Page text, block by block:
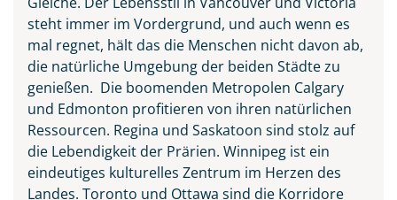
Ingonish Beach separated
between the Sea and the City,
Cape Breton Island
© Pugalenthi - stock.adobe.com
steht immer im Vordergrund, und auch wenn es
mal regnet, hält das die Menschen nicht davon ab,
die natürliche Umgebung der beiden Städte zu
genießen. Die boomenden Metropolen Calgary
und Edmonton profitieren von ihren natürlichen
Ressourcen. Regina und Saskatoon sind stolz auf
die Lebendigkeit der Prärien. Winnipeg ist ein
eindeutiges kulturelles Zentrum im Herzen des
Landes. Toronto und Ottawa sind die Korridore